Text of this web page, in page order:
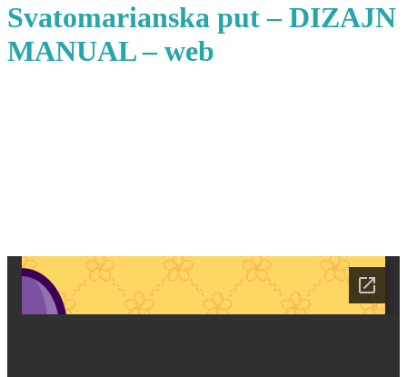
Svatomarianska put – DIZAJN
MANUAL – web